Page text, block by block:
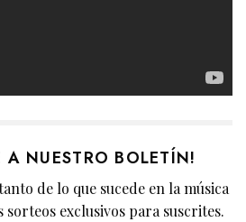
A NUESTRO BOLETÍN!
de lo que sucede en la música
sorteos exclusivos para suscrites.